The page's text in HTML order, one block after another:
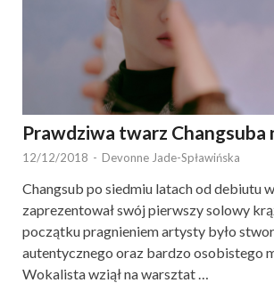
Prawdziwa twarz Changsuba
12/12/2018 - Devonne Jade-Spławińska
Changsub po siedmiu latach od debiutu
zaprezentował swój pierwszy solowy
początku pragnieniem artysty było
autentycznego oraz bardzo osobistego
Wokalista wziął na warsztat …